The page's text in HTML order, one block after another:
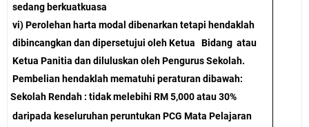
sedang berkuatkuasa
vi) Perolehan harta modal dibenarkan tetapi hendaklah
dibincangkan dan dipersetujui oleh Ketua Bidang atau
Ketua Panitia dan diluluskan oleh Pengurus Sekolah.
Pembelian hendaklah mematuhi peraturan dibawah:
Sekolah Rendah : tidak melebihi RM 5,000 atau 30%
daripada keseluruhan peruntukan PCG Mata Pelajaran